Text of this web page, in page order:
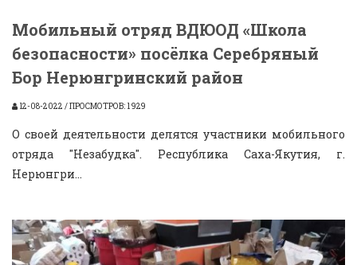
Мобильный отряд ВДЮОД «Школа
безопасности» посёлка Серебряный
Бор Нерюнгринский район
12-08-2022 / ПРОСМОТРОВ: 1 929
О своей деятельности делятся участники мобильного
отряда "Незабудка". Республика Саха-Якутия, г.
Нерюнгри...